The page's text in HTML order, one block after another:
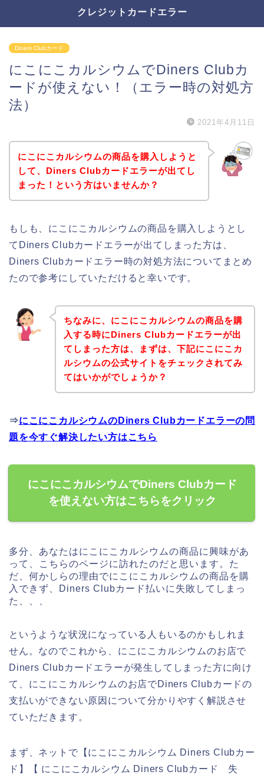
クレジットカードエラー
Diners Clubカード
にこにこカルシウムでDiners Clubカ
ードが使えない！（エラー時の対処方
法）
2021年4月11日
にこにこカルシウムの商品を購入しようと
して、Diners Clubカードエラーが出てし
まった！という方はいませんか？
もしも、にこにこカルシウムの商品を購入しようとし
てDiners Clubカードエラーが出てしまった方は、
Diners Clubカードエラー時の対処方法についてまとめ
たので参考にしていただけると幸いです。
ちなみに、にこにこカルシウムの商品を購
入する時にDiners Clubカードエラーが出
てしまった方は、まずは、下記にこにこカ
ルシウムの公式サイトをチェックされてみ
てはいかがでしょうか？
⇒にこにこカルシウムのDiners Clubカードエラーの問
題を今すぐ解決したい方はこちら
にこにこカルシウムでDiners Clubカード
を使えない方はこちらをクリック
多分、あなたはにこにこカルシウムの商品に興味があ
って、こちらのページに訪れたのだと思います。た
だ、何かしらの理由でにこにこカルシウムの商品を購
入できず、Diners Clubカード払いに失敗してしまっ
た、、、
というような状況になっている人もいるのかもしれま
せん。なのでこれから、にこにこカルシウムのお店で
Diners Clubカードエラーが発生してしまった方に向け
て、にこにこカルシウムのお店でDiners Clubカードの
支払いができない原因について分かりやすく解説させ
ていただきます。
まず、ネットで【にこにこカルシウム Diners Clubカー
ド】【 にこにこカルシウム Diners Clubカード 失